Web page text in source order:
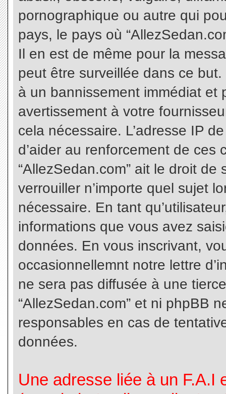
pornographique ou autre qui
pays, le pays où
Il en est de même pour la
peut être surveillée dans ce
à un bannissement immédiat et
avertissement à votre
cela nécessaire. L’adresse IP
d’aider au renforcement de
“AllezSedan.com” ait le droit de
verrouiller n’importe quel sujet
nécessaire. En tant
informations que vous avez
données. En vous inscrivant,
occasionnellemnt notre lettre
ne sera pas diffusée à une
“AllezSedan.com” et ni phpBB
responsables en cas de
données.
Une adresse liée à un F.A.I